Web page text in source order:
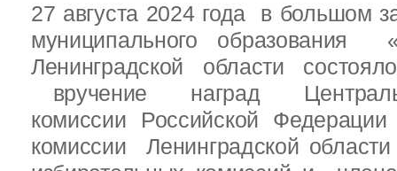
27 августа 2024 года в большом
муниципального образования
Ленинградской области
вручение наград
комиссии Российской
комиссии Ленинградской